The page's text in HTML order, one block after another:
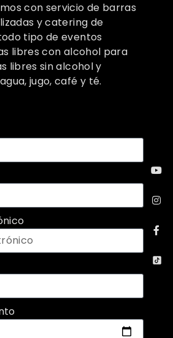
con servicio de barras
y catering de
tipo de eventos
libres con alcohol para
libres sin alcohol y
jugo, café y té.